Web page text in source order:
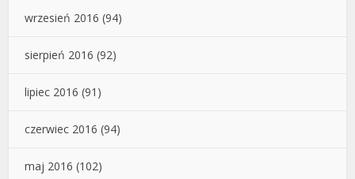
wrzesień 2016 (94)
sierpień 2016 (92)
lipiec 2016 (91)
czerwiec 2016 (94)
maj 2016 (102)